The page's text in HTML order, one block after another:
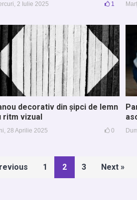
2 Iulie 2025 1
decorativ din șipci de lemn
ritm vizual
28 Aprilie 2025 0
1 2 3 Next »